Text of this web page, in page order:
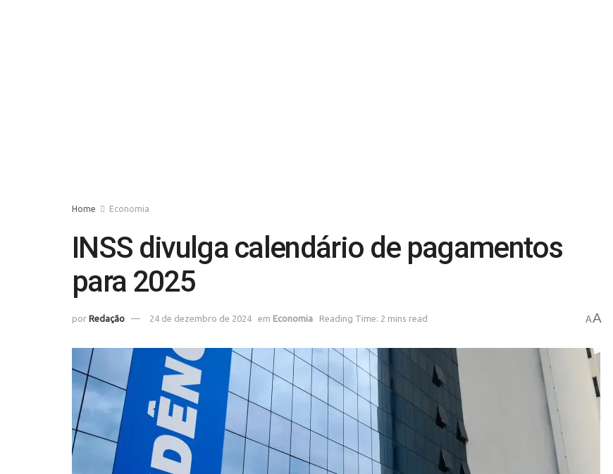
Home Economia
INSS divulga calendário de pagamentos
para 2025
por Redação 24 de dezembro de 2024 em Economia Reading Time: 2 mins read AA